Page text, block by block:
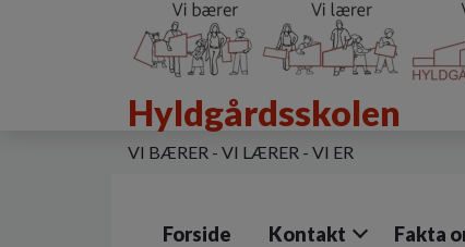
Hyldgårdsskolen
VI BÆRER - VI LÆRER - VI ER
Forside Kontakt Fakta